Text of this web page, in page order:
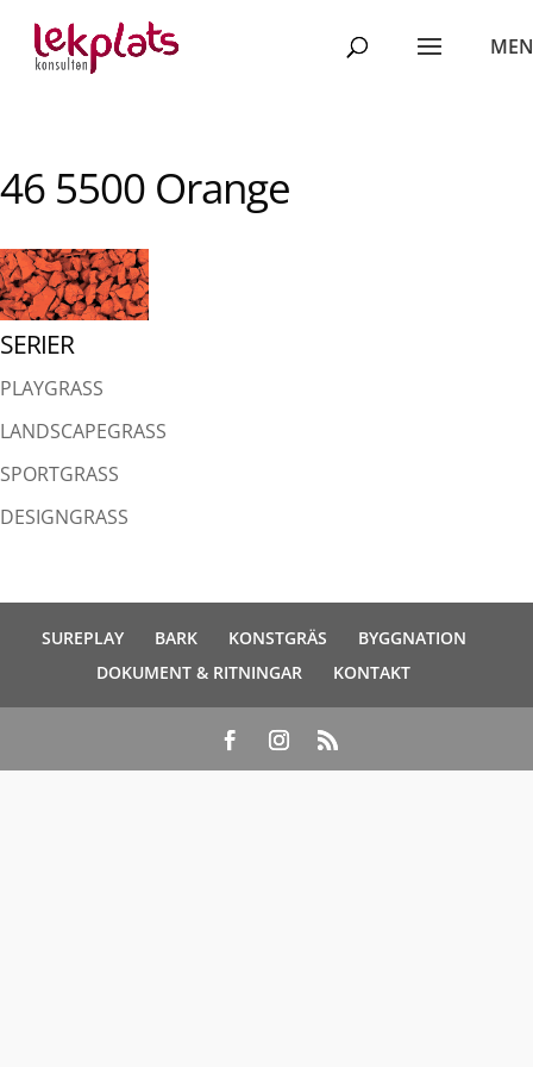
46 5500 Orange
SERIER
PLAYGRASS
LANDSCAPEGRASS
SPORTGRASS
DESIGNGRASS
SUREPLAY BARK KONSTGRÄS
BYGGNATION
DOKUMENT & RITNINGAR
KONTAKT